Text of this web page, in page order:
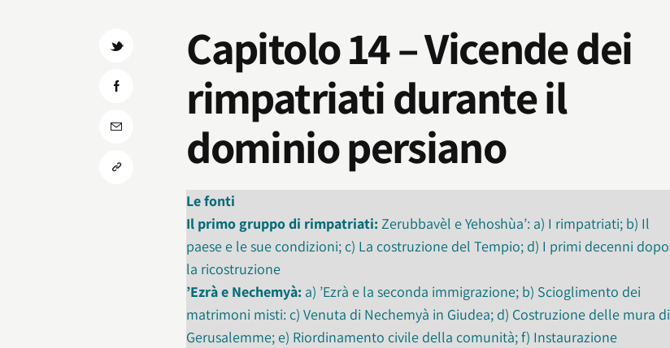
Capitolo 14–Vicende dei
rimpatriati durante il
dominio persiano
Le fonti
Il primo gruppo di rimpatriati: Zerubbavèl e Yehoshùa’: a) I rimpatriati; b) Il
paese e le sue condizioni; c) La costruzione del Tempio; d) I primi decenni dopo
la ricostruzione
’Ezrà e Nechemyà: a) ’Ezrà e la seconda immigrazione; b) Scioglimento dei
matrimoni misti: c) Venuta di Nechemyà in Giudea; d) Costruzione delle mura di
Gerusalemme; e) Riordinamento civile della comunità; f) Instaurazione